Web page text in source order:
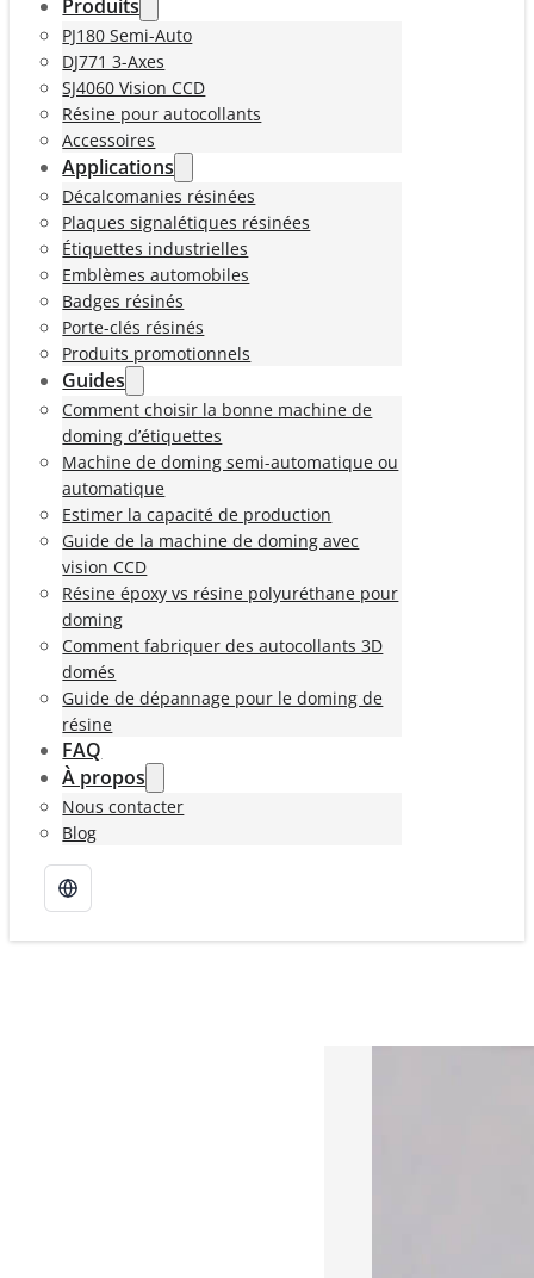
Produits
PJ180 Semi-Auto
DJ771 3-Axes
SJ4060 Vision CCD
Résine pour autocollants
Accessoires
Applications
Décalcomanies résinées
Plaques signalétiques résinées
Étiquettes industrielles
Emblèmes automobiles
Badges résinés
Porte-clés résinés
Produits promotionnels
Guides
Comment choisir la bonne machine de
doming d’étiquettes
Machine de doming semi-automatique ou
automatique
Estimer la capacité de production
Guide de la machine de doming avec
vision CCD
Résine époxy vs résine polyuréthane pour
doming
Comment fabriquer des autocollants 3D
domés
Guide de dépannage pour le doming de
résine
FAQ
À propos
Nous contacter
Blog